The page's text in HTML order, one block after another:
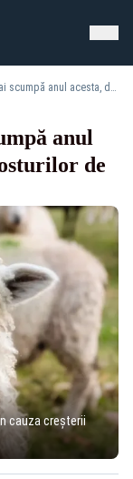
Carnea de miel va fi mai scumpă anul acesta, din cauza creşterii costurilor de producţie
anul
de
cauza creşterii